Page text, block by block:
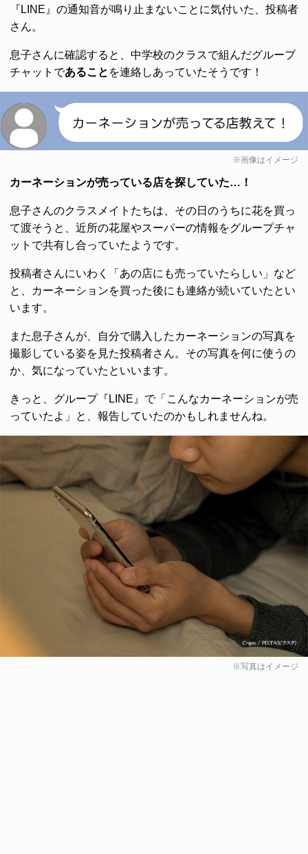
『LINE』の通知音が鳴り止まないことに気付いた、投稿者
さん。
息子さんに確認すると、中学校のクラスで組んだグループ
チャットであること を連絡しあっていたそうです！
※画像はイメージ
カーネーションが売っている店を探していた…！
息子さんのクラスメイトたちは、その日のうちに花を買っ
て渡そうと、近所の花屋やスーパーの情報をグループチャ
ットで共有し合っていたようです。
投稿者さんにいわく「あの店にも売っていたらしい」など
と、カーネーションを買った後にも連絡が続いていたとい
います。
また息子さんが、自分で購入したカーネーションの写真を
撮影している姿を見た投稿者さん。その写真を何に使うの
か、気になっていたといいます。
きっと、グループ『LINE』で「こんなカーネーションが売
っていたよ」と、報告していたのかもしれませんね。
※写真はイメージ